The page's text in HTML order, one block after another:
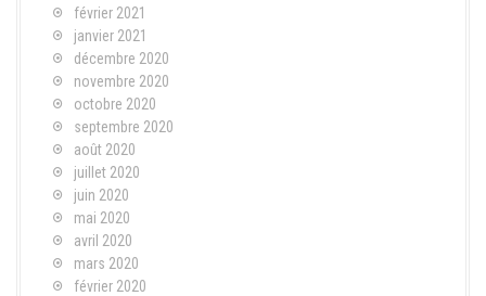
février 2021
janvier 2021
décembre 2020
novembre 2020
octobre 2020
septembre 2020
août 2020
juillet 2020
juin 2020
mai 2020
avril 2020
mars 2020
février 2020